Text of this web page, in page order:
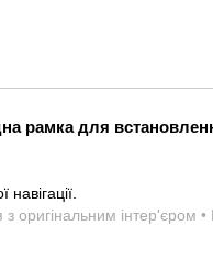
рамка для
з оригінальним інтер'єром